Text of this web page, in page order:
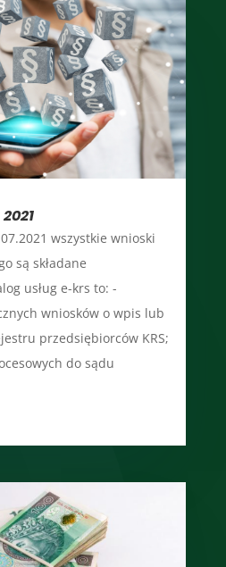
wszystkie wnioski
są składane
usług e-krs to: -
wniosków o wpis lub
przedsiębiorców KRS;
do sądu